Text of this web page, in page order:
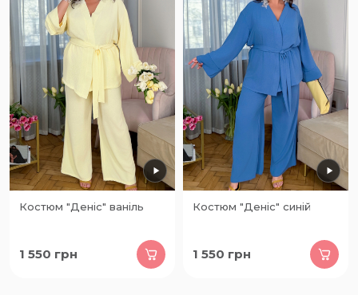
Костюм "Деніс" ваніль
1 550 грн
Костюм "Деніс" синій
1 550 грн